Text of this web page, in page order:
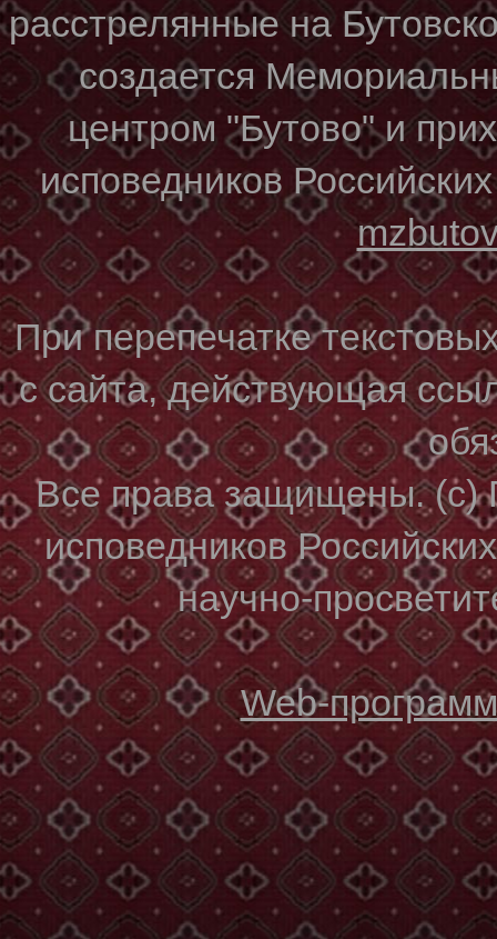
расстрелянные на
создается
центром "Бутово" и
исповедников
При перепечатке
с сайта, действующая
Все права защищены. (с)
исповедников
научно-
Web-